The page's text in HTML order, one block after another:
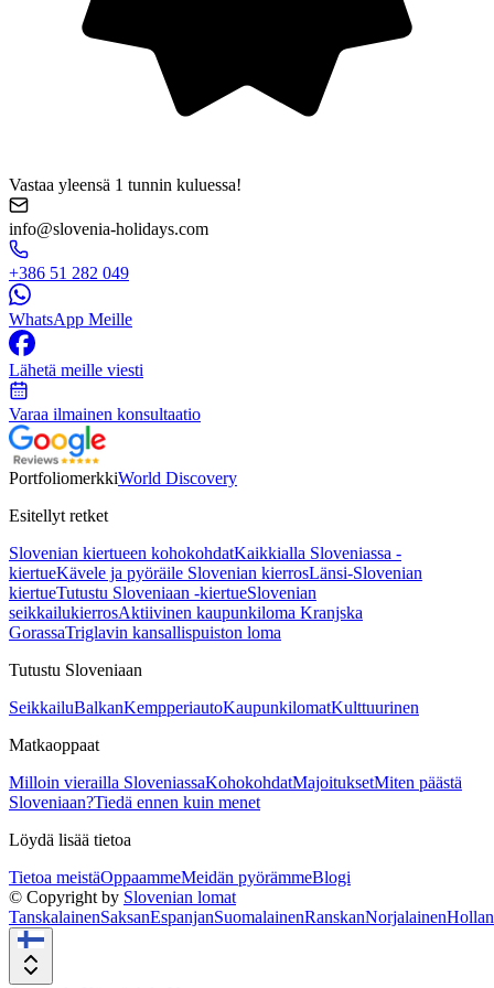
Vastaa yleensä 1 tunnin kuluessa!
info@slovenia-holidays.com
+386 51 282 049
WhatsApp Meille
Lähetä meille viesti
Varaa ilmainen konsultaatio
PortfoliomerkkiWorld Discovery
Esitellyt retket
Slovenian kiertueen kohokohdatKaikkialla Sloveniassa -
kiertueKävele ja pyöräile Slovenian kierrosLänsi-Slovenian
kiertueTutustu Sloveniaan -kiertueSlovenian
seikkailukierrosAktiivinen kaupunkiloma Kranjska
GorassaTriglavin kansallispuiston loma
Tutustu Sloveniaan
SeikkailuBalkanKempperiautoKaupunkilomatKulttuurinen
Matkaoppaat
Milloin vierailla SloveniassaKohokohdatMajoituksetMiten päästä
Sloveniaan?Tiedä ennen kuin menet
Löydä lisää tietoa
Tietoa meistäOppaammeMeidän pyörämmeBlogi
© Copyright by Slovenian lomat
TanskalainenSaksanEspanjanSuomalainenRanskanNorjalainen